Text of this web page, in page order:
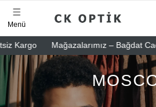
Mağazalarımız – Bağdat Caddesi
Menü